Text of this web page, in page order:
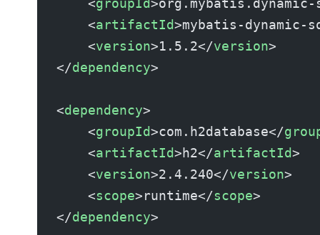
    <
groupId
    <
artifactId>mybatis-dynamic-
    <
version>1.5.2</version>
</dependency>
<dependency>
    <
groupId>com.h2database</
    <
artifactId>h2</artifactId>
    <
version>2.4.240</version>
    <
scope>runtime</scope>
</dependency>